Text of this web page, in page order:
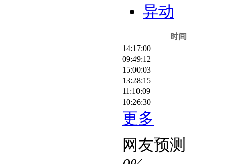
异动
时间
14:17:00
09:49:12
15:00:03
13:28:15
11:10:09
10:26:30
更多
网友预测